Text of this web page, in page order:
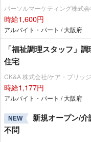
パーソルマーケティング株式会
時給1,600円
アルバイト・パート / 大阪府
「福祉調理スタッフ」
住宅
CK&A 株式会社/ケア・ブリッ
時給1,177円
アルバイト・パート / 大阪府
NEW
新規オープン/
不問